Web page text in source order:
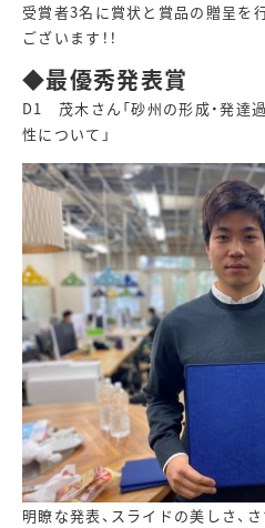
受賞者3名に賞状と賞品の贈呈を
ございます！！
◆最優秀発表賞
D1 茂木さん「砂州の形成・発達
性について」
明瞭な発表、スライドの美しさ、